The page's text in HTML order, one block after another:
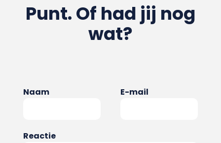
Punt. Of had jij nog
wat?
Naam E-mail
Reactie